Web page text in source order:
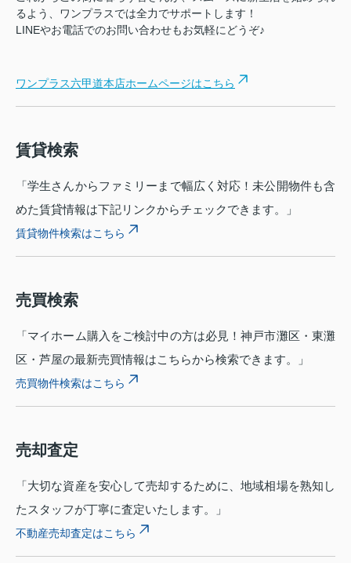
るよう、ワンプラスでは全力でサポートします！
LINEやお電話でのお問い合わせもお気軽にどうぞ♪
ワンプラス六甲道本店ホームページはこちら
賃貸検索
「学生さんからファミリーまで幅広く対応！未公開物件も含
めた賃貸情報は下記リンクからチェックできます。」
賃貸物件検索はこちら
売買検索
「マイホーム購入をご検討中の方は必見！神戸市灘区・東灘
区・芦屋の最新売買情報はこちらから検索できます。」
売買物件検索はこちら
売却査定
「大切な資産を安心して売却するために、地域相場を熟知し
たスタッフが丁寧に査定いたします。」
不動産売却査定はこちら